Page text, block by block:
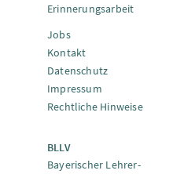
Erinnerungsarbeit
Jobs
Kontakt
Datenschutz
Impressum
Rechtliche Hinweise
BLLV
Bayerischer Lehrer-